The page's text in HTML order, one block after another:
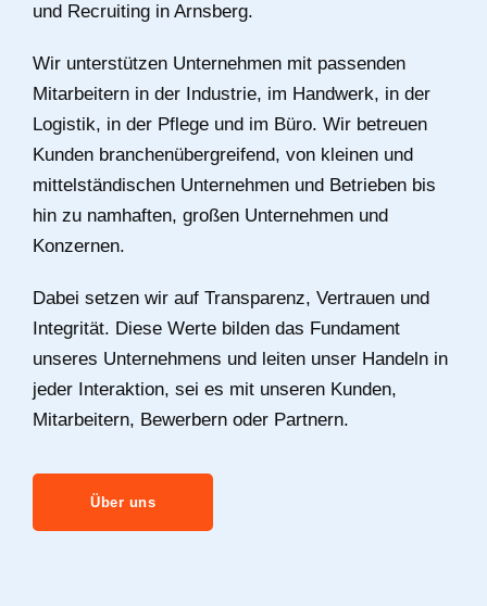
und Recruiting in Arnsberg.
Wir unterstützen Unternehmen mit passenden
Mitarbeitern in der Industrie, im Handwerk, in der
Logistik, in der Pflege und im Büro. Wir betreuen
Kunden branchenübergreifend, von kleinen und
mittelständischen Unternehmen und Betrieben bis
hin zu namhaften, großen Unternehmen und
Konzernen.
Dabei setzen wir auf Transparenz, Vertrauen und
Integrität. Diese Werte bilden das Fundament
unseres Unternehmens und leiten unser Handeln in
jeder Interaktion, sei es mit unseren Kunden,
Mitarbeitern, Bewerbern oder Partnern.
Über uns